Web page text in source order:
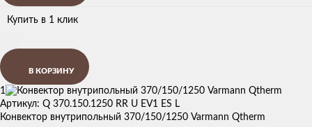
Купить в 1 клик
В КОРЗИНУ
1
Артикул: Q 370.150.1250 RR U EV1 ES L
Конвектор внутрипольный 370/150/1250 Varmann Qtherm